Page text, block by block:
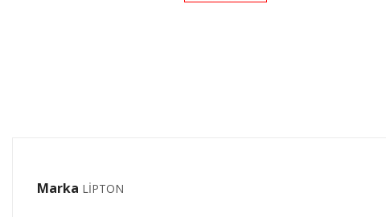
Marka LİPTON